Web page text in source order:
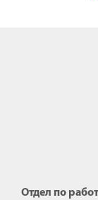
Отдел по